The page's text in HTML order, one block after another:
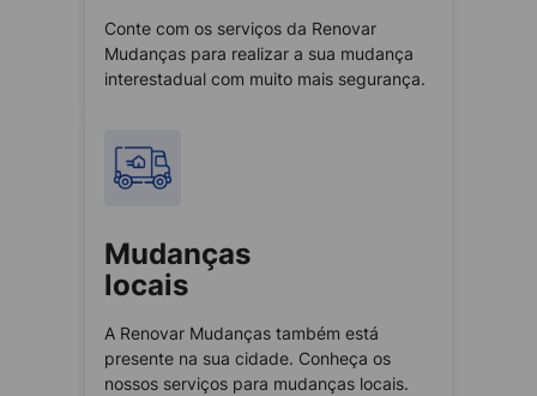
Conte com os serviços da Renovar
Mudanças para realizar a sua mudança
interestadual com muito mais segurança.
Mudanças
locais
A Renovar Mudanças também está
presente na sua cidade. Conheça os
nossos serviços para mudanças locais.